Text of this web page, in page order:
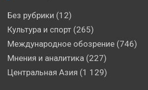
Без рубрики (12)
Культура и спорт (265)
Международное обозрение (746)
Мнения и аналитика (227)
Центральная Азия (1 129)